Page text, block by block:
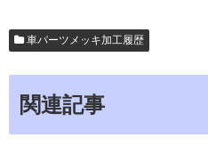
車パーツメッキ加工履歴
関連記事